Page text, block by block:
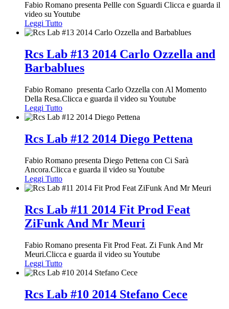
Fabio Romano presenta Pellle con Sguardi Clicca e guarda il
video su Youtube
Leggi Tutto
Rcs Lab #13 2014 Carlo Ozzella and
Barbablues
Fabio Romano presenta Carlo Ozzella con Al Momento
Della Resa.Clicca e guarda il video su Youtube
Leggi Tutto
Rcs Lab #12 2014 Diego Pettena
Fabio Romano presenta Diego Pettena con Ci Sarà
Ancora.Clicca e guarda il video su Youtube
Leggi Tutto
Rcs Lab #11 2014 Fit Prod Feat
ZiFunk And Mr Meuri
Fabio Romano presenta Fit Prod Feat. Zi Funk And Mr
Meuri.Clicca e guarda il video su Youtube
Leggi Tutto
Rcs Lab #10 2014 Stefano Cece